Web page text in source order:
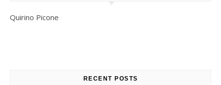
Quirino Picone
RECENT POSTS